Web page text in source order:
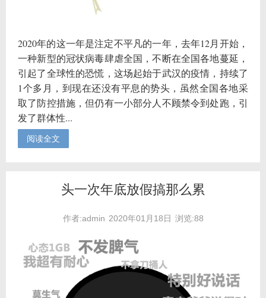
2020年的这一年是注定不平凡的一年，去年12月开始，
一种新型的冠状病毒肆虐全国，不断在全国各地蔓延，
引起了全球性的恐慌，这场起始于武汉的疫情，持续了
1个多月，到现在还没有平息的势头，虽然全国各地采
取了防控措施，但仍有一小部分人不顾禁令到处跑，引
发了群体性...
阅读全文
头一次年底放假搞那么累
作者:admin 2020年01月18日 浏览:88